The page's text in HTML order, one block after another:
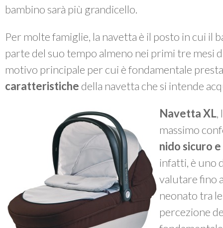
bambino sarà più grandicello.
Per molte famiglie, la navetta è il posto in cui il
parte del suo tempo almeno nei primi tre mesi
motivo principale per cui è fondamentale
caratteristiche della navetta che si intende
Navetta XL,
massimo
nido sicuro
infatti, è uno
valutare fino
neonato tra
percezione